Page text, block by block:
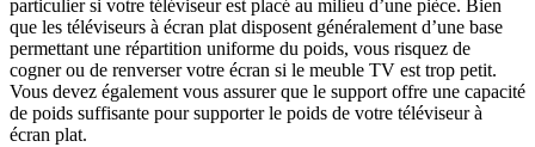
particulier si votre téléviseur est placé au milieu d’une pièce. Bien
que les téléviseurs à écran plat disposent généralement d’une base
permettant une répartition uniforme du poids, vous risquez de
cogner ou de renverser votre écran si le meuble TV est trop petit.
Vous devez également vous assurer que le support offre une capacité
de poids suffisante pour supporter le poids de votre téléviseur à
écran plat.